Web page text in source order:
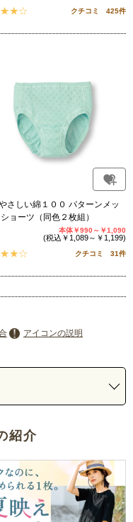
クチコミ 425件
さしい綿１００ パターンメッ
ョーツ（同色２枚組）
本体￥990～￥1,090
(税込￥1,089～￥1,199)
クチコミ 31件
アイコンの説明
紹介